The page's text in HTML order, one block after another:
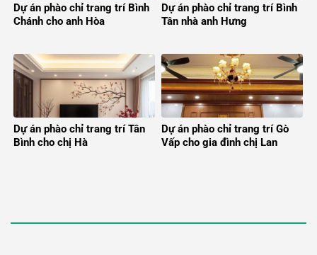
Dự án phào chỉ trang trí Bình
Chánh cho anh Hòa
Dự án phào chỉ trang trí Bình
Tân nhà anh Hưng
Dự án phào chỉ trang trí Tân
Bình cho chị Hà
Dự án phào chỉ trang trí Gò
Vấp cho gia đình chị Lan